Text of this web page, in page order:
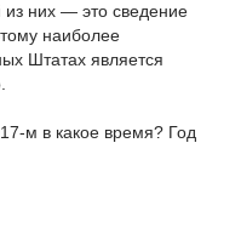
них — это сведение
наиболее
Штатах является
м в какое время? Год